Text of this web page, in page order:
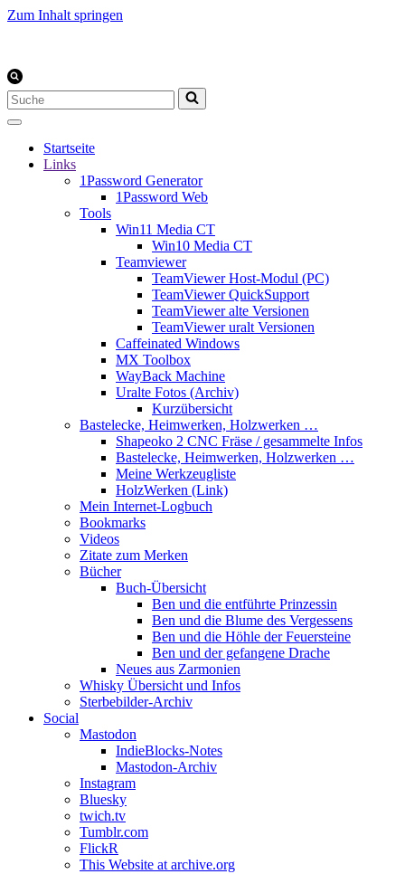
Zum Inhalt springen
Suchen
nach …
Startseite
Links
1Password Generator
1Password Web
Tools
Win11 Media CT
Win10 Media CT
Teamviewer
TeamViewer Host-Modul (PC)
TeamViewer QuickSupport
TeamViewer alte Versionen
TeamViewer uralt Versionen
Caffeinated Windows
MX Toolbox
WayBack Machine
Uralte Fotos (Archiv)
Kurzübersicht
Bastelecke, Heimwerken, Holzwerken …
Shapeoko 2 CNC Fräse / gesammelte Infos
Bastelecke, Heimwerken, Holzwerken …
Meine Werkzeugliste
HolzWerken (Link)
Mein Internet-Logbuch
Bookmarks
Videos
Zitate zum Merken
Bücher
Buch-Übersicht
Ben und die entführte Prinzessin
Ben und die Blume des Vergessens
Ben und die Höhle der Feuersteine
Ben und der gefangene Drache
Neues aus Zarmonien
Whisky Übersicht und Infos
Sterbebilder-Archiv
Social
Mastodon
IndieBlocks-Notes
Mastodon-Archiv
Instagram
Bluesky
twich.tv
Tumblr.com
FlickR
This Website at archive.org